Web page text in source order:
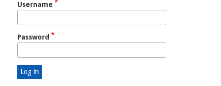
Username
Password